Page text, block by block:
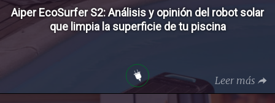
Aiper EcoSurfer S2: Análisis y opinión del robot solar
que limpia la superficie de tu piscina
Leer más